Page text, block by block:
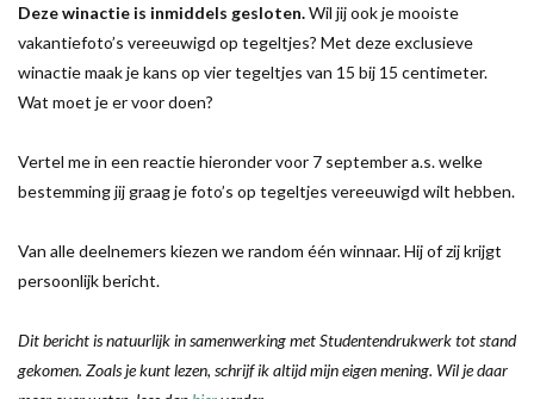
Deze winactie is inmiddels gesloten.Wil jij ook je mooiste
vakantiefoto’s vereeuwigd op tegeltjes? Met deze exclusieve
winactie maak je kans op vier tegeltjes van 15 bij 15 centimeter.
Wat moet je er voor doen?
Vertel me in een reactie hieronder voor 7 september a.s. welke
bestemming jij graag je foto’s op tegeltjes vereeuwigd wilt hebben.
Van alle deelnemers kiezen we random één winnaar. Hij of zij krijgt
persoonlijk bericht.
Dit bericht is natuurlijk in samenwerking met Studentendrukwerk tot stand
gekomen. Zoals je kunt lezen, schrijf ik altijd mijn eigen mening. Wil je daar